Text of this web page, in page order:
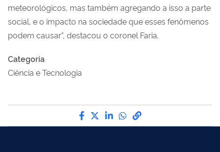
meteorológicos, mas também agregando a isso a parte
social, e o impacto na sociedade que esses fenômenos
podem causar", destacou o coronel Faria.
Categoria
Ciência e Tecnologia
Compartilhe por Facebook
Compartilhe por Twitter
Compartilhe por
Compartilhe por
link para Copiar